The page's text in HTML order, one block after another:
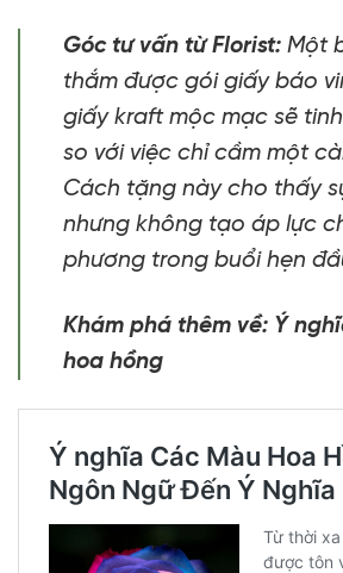
Góc tư vấn từ Florist: Một
thắm được gói giấy báo
giấy kraft mộc mạc sẽ
so với việc chỉ cầm một
Cách tặng này cho thấy
nhưng không tạo áp lực
phương trong buổi hẹn
Khám phá thêm về: Ý
hoa hồng